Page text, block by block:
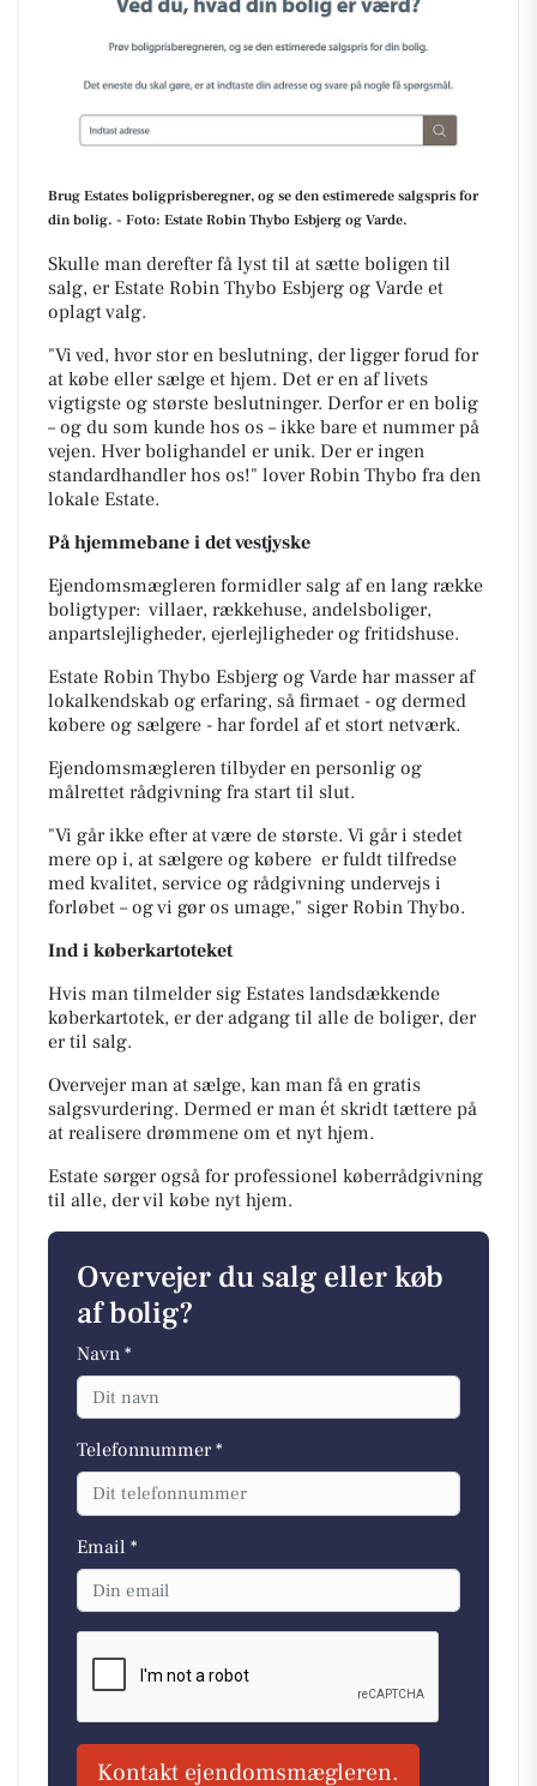
Brug Estates boligprisberegner, og se den estimerede salgspris for
din bolig. - Foto: Estate Robin Thybo Esbjerg og Varde.
Skulle man derefter få lyst til at sætte boligen til
salg, er Estate Robin Thybo Esbjerg og Varde et
oplagt valg.
"Vi ved, hvor stor en beslutning, der ligger forud for
at købe eller sælge et hjem. Det er en af livets
vigtigste og største beslutninger. Derfor er en bolig
– og du som kunde hos os – ikke bare et nummer på
vejen. Hver bolighandel er unik. Der er ingen
standardhandler hos os!" lover Robin Thybo fra den
lokale Estate.
På hjemmebane i det vestjyske
Ejendomsmægleren formidler salg af en lang række
boligtyper: villaer, rækkehuse, andelsboliger,
anpartslejligheder, ejerlejligheder og fritidshuse.
Estate Robin Thybo Esbjerg og Varde har masser af
lokalkendskab og erfaring, så firmaet - og dermed
købere og sælgere - har fordel af et stort netværk.
Ejendomsmægleren tilbyder en personlig og
målrettet rådgivning fra start til slut.
"Vi går ikke efter at være de største. Vi går i stedet
mere op i, at sælgere og købere er fuldt tilfredse
med kvalitet, service og rådgivning undervejs i
forløbet – og vi gør os umage," siger Robin Thybo.
Ind i køberkartoteket
Hvis man tilmelder sig Estates landsdækkende
køberkartotek, er der adgang til alle de boliger, der
er til salg.
Overvejer man at sælge, kan man få en gratis
salgsvurdering. Dermed er man ét skridt tættere på
at realisere drømmene om et nyt hjem.
Estate sørger også for professionel køberrådgivning
til alle, der vil købe nyt hjem.
Overvejer du salg eller køb
af bolig?
Navn *
Telefonnummer *
Email *
Kontakt ejendomsmægleren.